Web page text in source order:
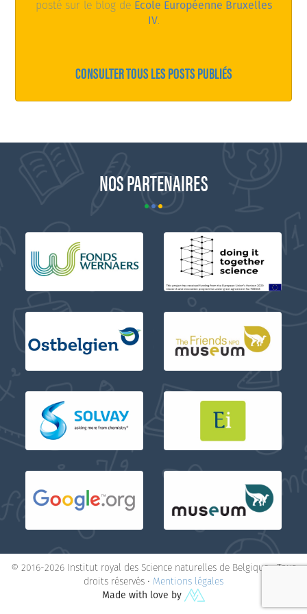
posté sur le blog de Ecole Européenne Bruxelles
IV.
CONSULTER TOUS LES POSTS PUBLIÉS
NOS PARTENAIRES
© 2016-2026 Institut royal des Science naturelles de Belgique • Tous
droits réservés • Mentions légales
Made with love by